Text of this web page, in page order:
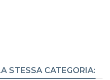
STESSA CATEGORIA: